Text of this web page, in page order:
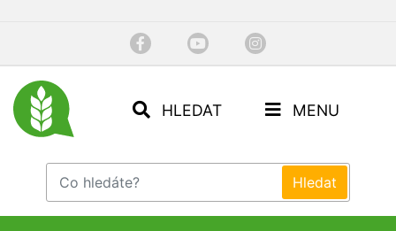
HLEDAT MENU